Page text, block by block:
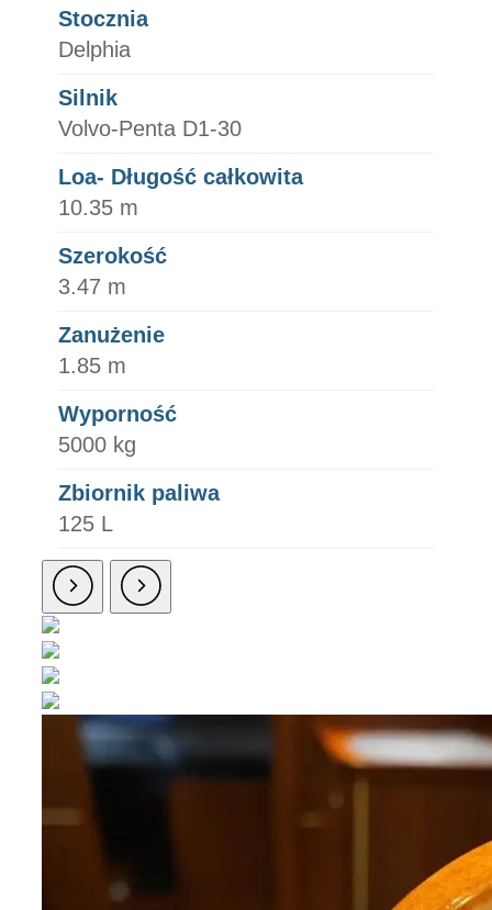
Stocznia
Delphia
Silnik
Volvo-Penta D1-30
Loa- Długość całkowita
10.35 m
Szerokość
3.47 m
Zanużenie
1.85 m
Wyporność
5000 kg
Zbiornik paliwa
125 L